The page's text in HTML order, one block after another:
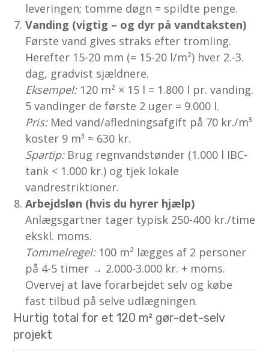
leveringen; tomme døgn = spildte penge.
Vanding (vigtig – og dyr på vandtaksten)
Første vand gives straks efter tromling.
Herefter 15-20 mm (= 15-20 l/m²) hver 2.-3.
dag, gradvist sjældnere.
Eksempel:120 m² × 15 l = 1.800 l pr. vanding.
5 vandinger de første 2 uger = 9.000 l.
Pris:Med vand/afledningsafgift på 70 kr./m³
koster 9 m³ ≈ 630 kr.
Spartip:Brug regnvandstønder (1.000 l IBC-
tank < 1.000 kr.) og tjek lokale
vandrestriktioner.
Arbejdsløn (hvis du hyrer hjælp)
Anlægs­gartner tager typisk 250-400 kr./time
ekskl. moms.
Tommelregel:100 m² lægges af 2 personer
på 4-5 timer → 2.000-3.000 kr. + moms.
Overvej at lave forarbejdet selv og købe
fast tilbud på selve udlægningen.
Hurtig total for et 120 m² gør-det-selv
projekt